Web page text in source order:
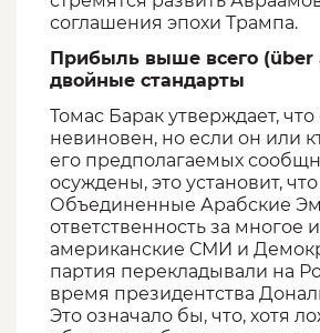
соглашения эпохи Трампа.
Прибыль выше всего (über
двойные стандарты
Томас Барак утверждает, что
невиновен, но если он или
его предполагаемых
осуждены, это установит, что
Объединенные Арабские
ответственность за многое
американские СМИ и
партия перекладывали на
время президентства
Это означало бы, что, хотя